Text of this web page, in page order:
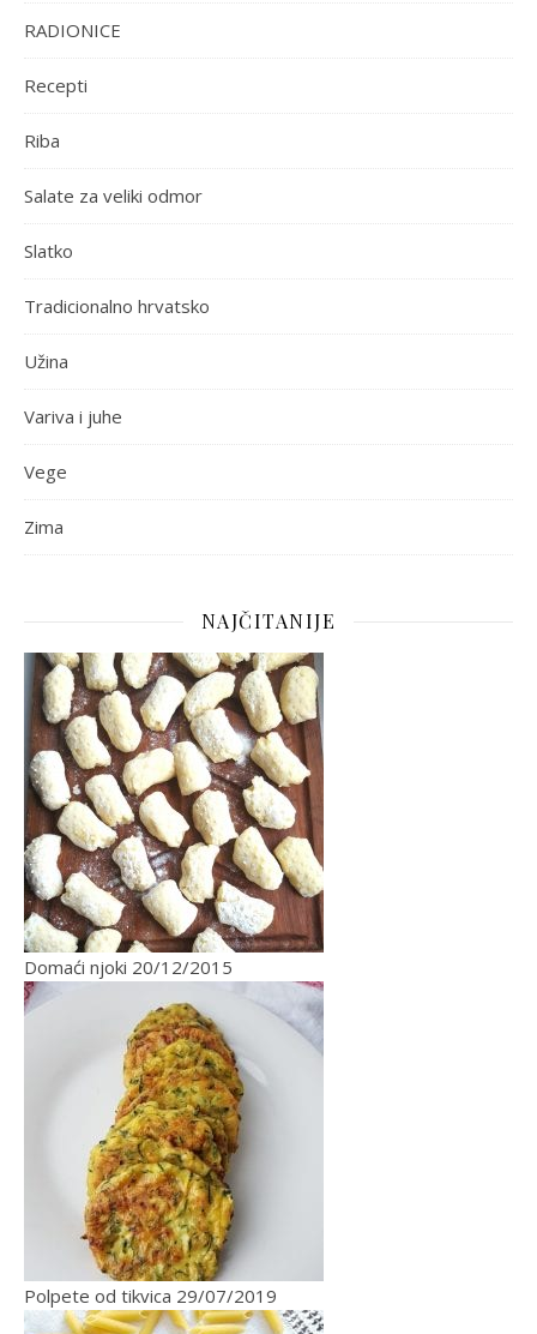
RADIONICE
Recepti
Riba
Salate za veliki odmor
Slatko
Tradicionalno hrvatsko
Užina
Variva i juhe
Vege
Zima
NAJČITANIJE
Domaći njoki 20/12/2015
Polpete od tikvica 29/07/2019